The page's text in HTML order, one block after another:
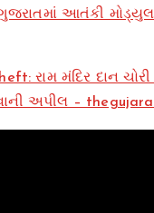
આતંકી
રામ મંદિર દાન
અપીલ –